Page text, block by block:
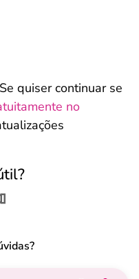
quiser continuar se
no